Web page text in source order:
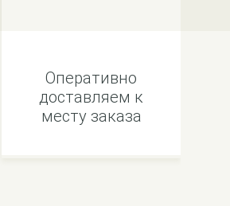
Оперативно
доставляем к
месту заказа